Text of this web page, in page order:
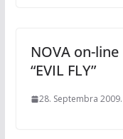
NOVA on-
“EVIL FLY”
28. Septembra 2009.